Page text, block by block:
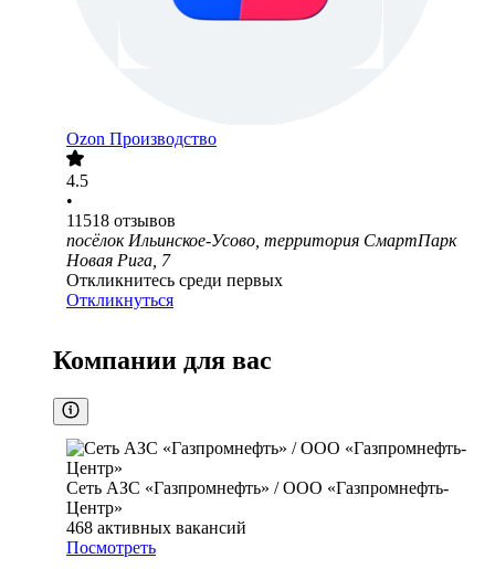
Ozon Производство
4.5
•
11518 отзывов
посёлок Ильинское-Усово, территория СмартПарк
Новая Рига, 7
Откликнитесь среди первых
Откликнуться
Компании для вас
Сеть АЗС «Газпромнефть» / ООО «Газпромнефть-
Центр»
468 активных вакансий
Посмотреть